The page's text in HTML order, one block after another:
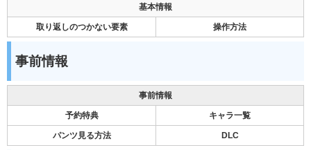
基本情報
取り返しのつかない要素 操作方法
事前情報
事前情報
予約特典 キャラ一覧
パンツ見る方法 DLC